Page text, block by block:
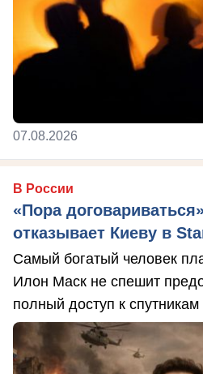
07.08.2026
В России
«Пора
отказывает Киеву в
Самый богатый человек
Илон Маск не спешит
полный доступ к